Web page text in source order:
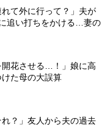
れて外に行って？」夫が
追い打ちをかける…妻の
開花させる…！」娘に高
た母の大誤算
れ？」友人から夫の過去